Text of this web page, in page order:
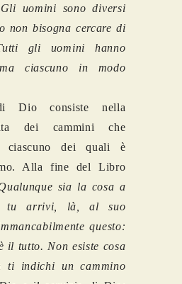
uomini sono diversi
non bisogna cercare di
gli uomini hanno
ciascuno in modo
Dio consiste nella
dei cammini che
ciascuno dei quali è
Alla fine del Libro
sia la cosa a
tu arrivi, là, al suo
questo:
il tutto. Non esiste cosa
ti indichi un cammino